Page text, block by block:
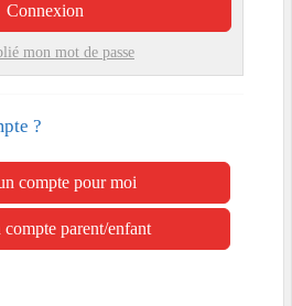
Connexion
mon mot de passe
?
compte pour moi
compte parent/enfant